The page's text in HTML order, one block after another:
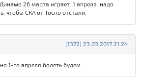
26 марта играет. 1 апреля надо
чтобы СКА от Тосно отстали.
[1372] 23.03.2017 21:24
1-го апреля болеть будем.